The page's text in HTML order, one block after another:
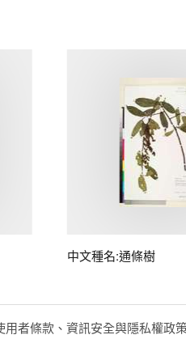
中文種名:通條樹
用者條款、資訊安全與隱私權政